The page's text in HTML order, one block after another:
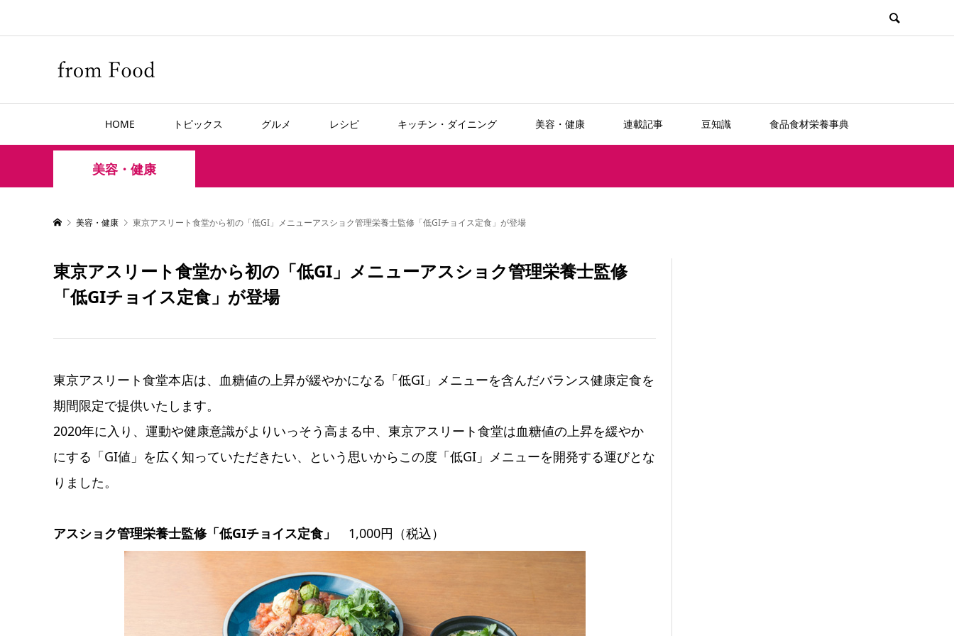
HOME トピックス グルメ レシピ キッチン・ダイニング 美容・健康 連載記事 豆知識 食品食材栄養事典
美容・健康
美容・健康 東京アスリート食堂から初の「低GI」メニューアスショク管理栄養士監修「低GIチョイス定食」が登場
東京アスリート食堂から初の「低GI」メニューアスショク管理栄養士監修
「低GIチョイス定食」が登場
東京アスリート食堂本店は、血糖値の上昇が緩やかになる「低GI」メニューを含んだバランス健康定食を
期間限定で提供いたします。
2020年に入り、運動や健康意識がよりいっそう高まる中、東京アスリート食堂は血糖値の上昇を緩やか
にする「GI値」を広く知っていただきたい、という思いからこの度「低GI」メニューを開発する運びとな
りました。
アスショク管理栄養士監修「低GIチョイス定食」 1,000円（税込）